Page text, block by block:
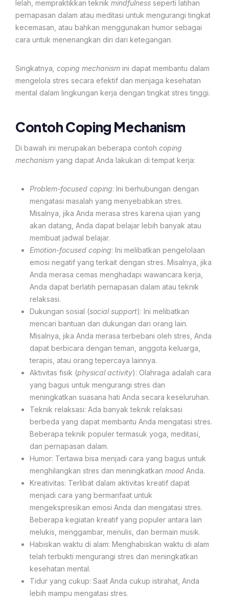
lelah, mempraktikkan teknik mindfulness seperti latihan
pernapasan dalam atau meditasi untuk mengurangi tingkat
kecemasan, atau bahkan menggunakan humor sebagai
cara untuk menenangkan diri dari ketegangan.
Singkatnya , coping mechanism ini dapat membantu dalam
mengelola stres secara efektif dan menjaga kesehatan
mental dalam lingkungan kerja dengan tingkat stres tinggi.
Contoh Coping Mechanism
Di bawah ini merupakan beberapa contoh coping
mechanism yang dapat Anda lakukan di tempat kerja:
Problem-focused coping: Ini berhubungan dengan
mengatasi masalah yang menyebabkan stres.
Misalnya, jika Anda merasa stres karena ujian yang
akan datang, Anda dapat belajar lebih banyak atau
membuat jadwal belajar.
Emotion-focused coping: Ini melibatkan pengelolaan
emosi negatif yang terkait dengan stres. Misalnya, jika
Anda merasa cemas menghadapi wawancara kerja,
Anda dapat berlatih pernapasan dalam atau teknik
relaksasi.
Dukungan sosial (social support): Ini melibatkan
mencari bantuan dan dukungan dari orang lain.
Misalnya, jika Anda merasa terbebani oleh stres, Anda
dapat berbicara dengan teman, anggota keluarga,
terapis, atau orang tepercaya lainnya.
Aktivitas fisik (physical activity): Olahraga adalah cara
yang bagus untuk mengurangi stres dan
meningkatkan suasana hati Anda secara keseluruhan.
Teknik relaksasi: Ada banyak teknik relaksasi
berbeda yang dapat membantu Anda mengatasi stres.
Beberapa teknik populer termasuk yoga, meditasi,
dan pernapasan dalam.
Humor: Tertawa bisa menjadi cara yang bagus untuk
menghilangkan stres dan meningkatkan mood Anda.
Kreativitas: Terlibat dalam aktivitas kreatif dapat
menjadi cara yang bermanfaat untuk
mengekspresikan emosi Anda dan mengatasi stres.
Beberapa kegiatan kreatif yang populer antara lain
melukis, menggambar, menulis, dan bermain musik.
Habiskan waktu di alam: Menghabiskan waktu di alam
telah terbukti mengurangi stres dan meningkatkan
kesehatan mental.
Tidur yang cukup: Saat Anda cukup istirahat, Anda
lebih mampu mengatasi stres.